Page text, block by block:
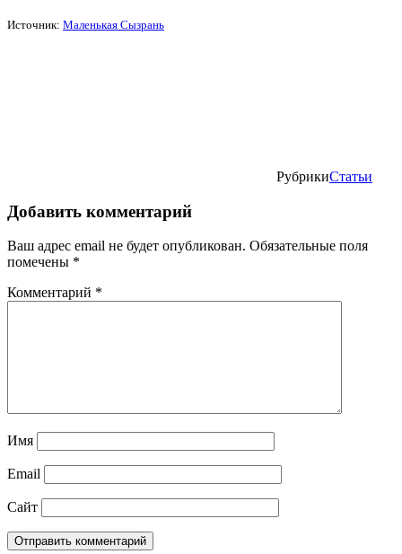
Источник: Маленькая Сызрань
РубрикиСтатьи
Добавить комментарий
Ваш адрес email не будет опубликован. Обязательные поля
помечены *
Комментарий *
Имя
Email
Сайт